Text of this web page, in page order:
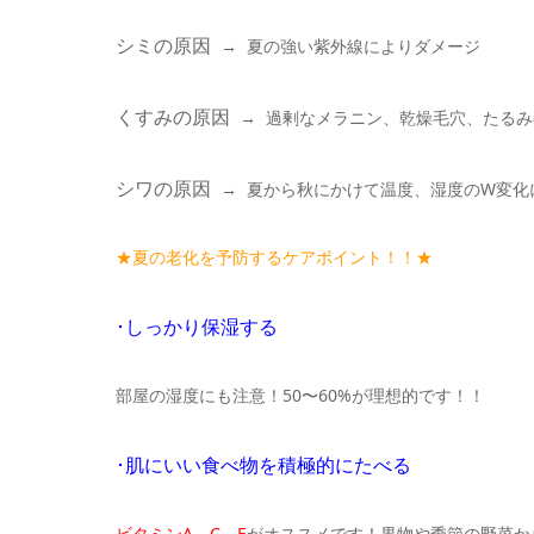
シミの原因 → 夏の強い紫外線によりダメージ
くすみの原因 → 過剰なメラニン、乾燥毛穴、たる
シワの原因 → 夏から秋にかけて温度、湿度のW変化
★夏の老化を予防するケアポイント！！★
･しっかり保湿する
部屋の湿度にも注意！ 50〜60%が理想的です！！
･肌にいい食べ物を積極的にたべる